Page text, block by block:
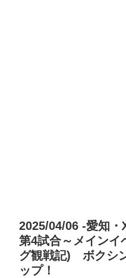
2025/04/06 -愛知
第4試合～メインイ
グ観戦記) ボクシ
ップ！